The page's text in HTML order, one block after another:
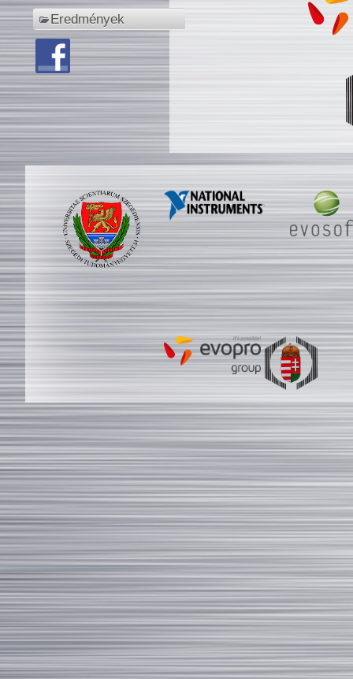
Eredmények